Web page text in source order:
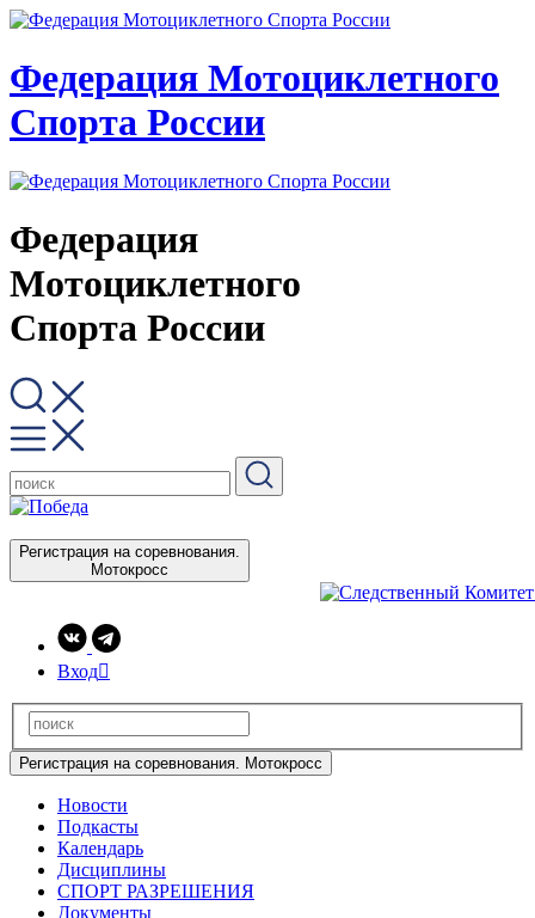
Федерация Мотоциклетного
Спорта России
Федерация
Мотоциклетного
Спорта России
Регистрация на соревнования.
Мотокросс
Вход
Регистрация на соревнования. Мотокросс
Новости
Подкасты
Календарь
Дисциплины
СПОРТ РАЗРЕШЕНИЯ
Документы